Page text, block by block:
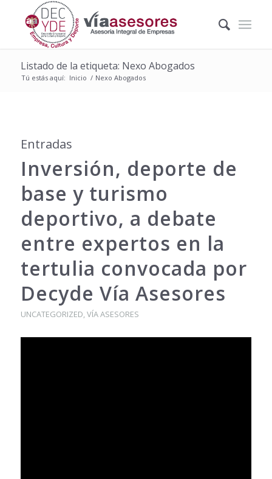
Listado de la etiqueta: Nexo Abogados
Tú estás aquí: Inicio / Nexo Abogados
Entradas
Inversión, deporte de
base y turismo
deportivo, a debate
entre expertos en la
tertulia convocada por
Decyde Vía Asesores
UNCATEGORIZED,VÍA ASESORES